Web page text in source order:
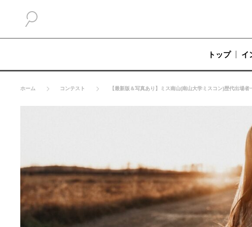
トップ イ
ホーム コンテスト 【最新版＆写真あり】ミス南山(南山大学ミスコン)歴代出場者